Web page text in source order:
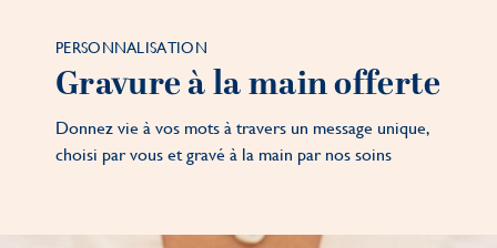
PERSONNALISATION
Gravure à la main offerte
Donnez vie à vos mots à travers un message unique,
choisi par vous et gravé à la main par nos soins